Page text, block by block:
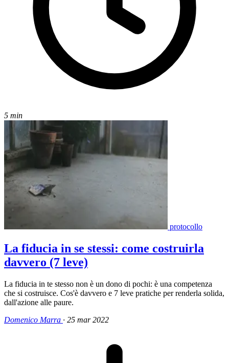
5 min
protocollo
La fiducia in se stessi: come costruirla
davvero (7 leve)
La fiducia in te stesso non è un dono di pochi: è una competenza
che si costruisce. Cos'è davvero e 7 leve pratiche per renderla solida,
dall'azione alle paure.
Domenico Marra · 25 mar 2022